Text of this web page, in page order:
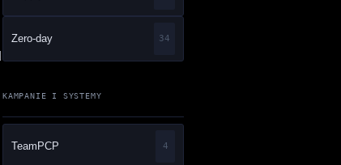
Zero-day 34
KAMPANIE I SYSTEMY
TeamPCP 4